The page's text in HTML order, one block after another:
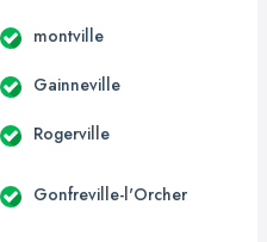
montville
Gainneville
Rogerville
Gonfreville-l'Orcher